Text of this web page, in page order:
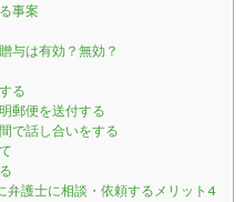
事案
与は有効？無効？
る
郵便を送付する
で話し合いをする
護士に相談・依頼するメリット4